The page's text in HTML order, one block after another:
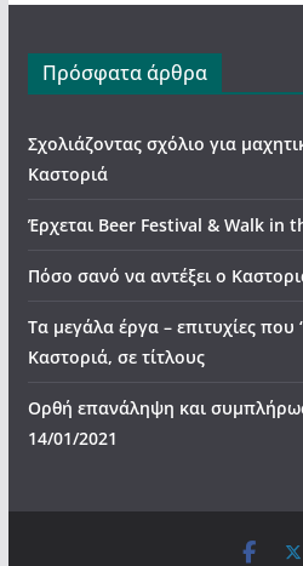
Πρόσφατα άρθρα
Σχολιάζοντας σχόλιο για
Καστοριά
Έρχεται Beer Festival & Walk in
Πόσο σανό να αντέξει ο
Τα μεγάλα έργα – επιτυχίες
Καστοριά, σε τίτλους
Ορθή επανάληψη και
14/01/2021